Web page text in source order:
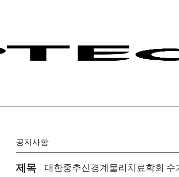
MAM / Movement Approach for the Movement
Gait / Off-line
공지사항
제목 대한중추신경계물리치료학회 수